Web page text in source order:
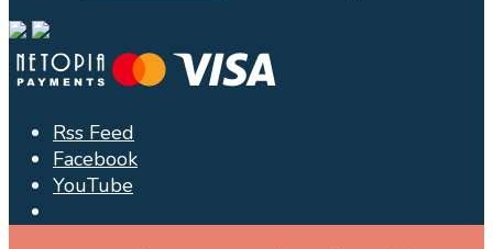
Rss Feed
Facebook
YouTube